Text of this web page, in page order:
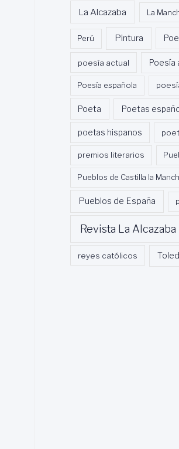
La Alcazaba La
Perú Pintura
poesía actual Poesía
Poesía española
Poeta Poetas
poetas hispanos
premios literarios
Pueblos de Castilla la
Pueblos de España
Revista La Alcazaba
reyes católicos